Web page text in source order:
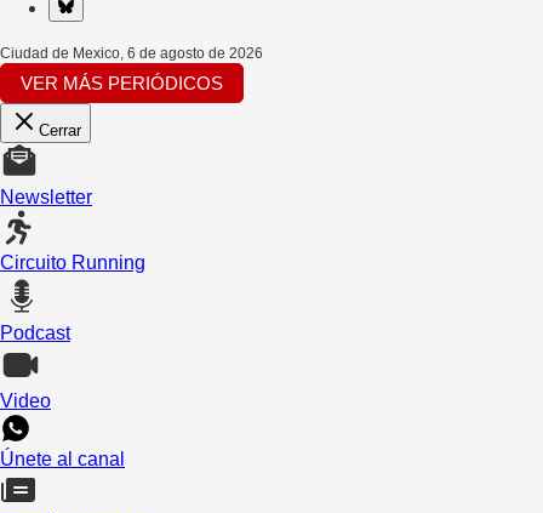
Ciudad de Mexico, 6 de agosto de 2026
VER MÁS PERIÓDICOS
Cerrar
Newsletter
Circuito Running
Podcast
Video
Únete al canal